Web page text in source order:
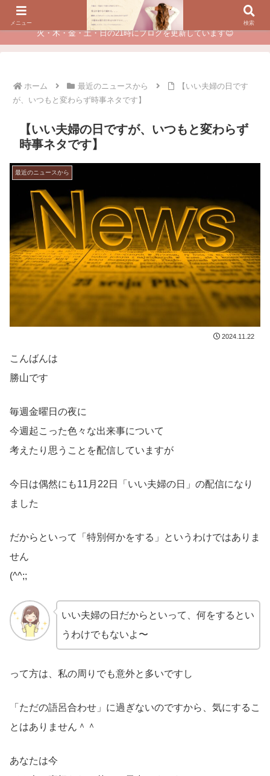
夫に不倫されたつらい経験が、あなたのチャンスに変わるカウンセリング
火・木・金・土・日の21時にブログを更新しています😊
ホーム 最近のニュースから
【いい夫婦の日です
が、いつもと変わらず時事ネタです】
【いい夫婦の日ですが、いつもと変わらず
時事ネタです】
最近のニュースから
2024.11.22
こんばんは
勝山です
毎週金曜日の夜に
今週起こった色々な出来事について
考えたり思うことを配信していますが
今日は偶然にも11月22日「いい夫婦の日」の配信になり
ました
だからといって「特別何かをする」というわけではありま
せん
(^^;;
いい夫婦の日だからといって、何をするとい
うわけでもないよ〜
って方は、私の周りでも意外と多いですし
「ただの語呂合わせ」に過ぎないのですから、気にするこ
とはありません＾＾
あなたは今
メニュー 検索